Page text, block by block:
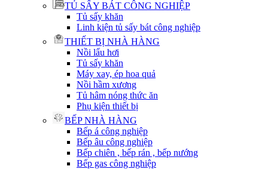
TỦ SẤY BÁT CÔNG NGHIỆP
Tủ sấy khăn
Linh kiện tủ sấy bát công nghiệp
THIẾT BỊ NHÀ HÀNG
Nồi lẩu hơi
Tủ sấy khăn
Máy xay, ép hoa quả
Nồi hầm xương
Tủ hâm nóng thức ăn
Phụ kiện thiết bị
BẾP NHÀ HÀNG
Bếp á công nghiệp
Bếp âu công nghiệp
Bếp chiên , bếp rán , bếp nướng
Bếp gas công nghiệp